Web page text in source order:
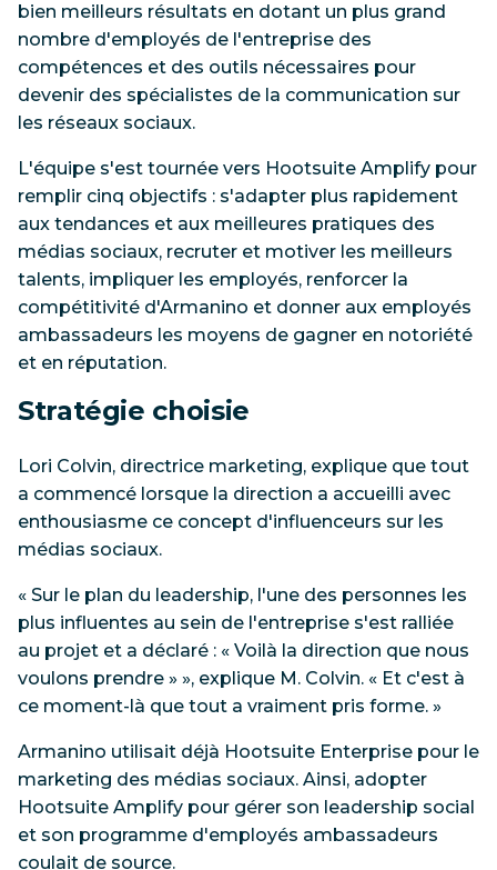
bien meilleurs résultats en dotant un plus grand
nombre d'employés de l'entreprise des
compétences et des outils nécessaires pour
devenir des spécialistes de la communication sur
les réseaux sociaux.
L'équipe s'est tournée vers Hootsuite Amplify pour
remplir cinq objectifs : s'adapter plus rapidement
aux tendances et aux meilleures pratiques des
médias sociaux, recruter et motiver les meilleurs
talents, impliquer les employés, renforcer la
compétitivité d'Armanino et donner aux employés
ambassadeurs les moyens de gagner en notoriété
et en réputation.
Stratégie choisie
Lori Colvin, directrice marketing, explique que tout
a commencé lorsque la direction a accueilli avec
enthousiasme ce concept d'influenceurs sur les
médias sociaux.
« Sur le plan du leadership, l'une des personnes les
plus influentes au sein de l'entreprise s'est ralliée
au projet et a déclaré : « Voilà la direction que nous
voulons prendre » », explique M. Colvin. « Et c'est à
ce moment-là que tout a vraiment pris forme. »
Armanino utilisait déjà Hootsuite Enterprise pour le
marketing des médias sociaux. Ainsi, adopter
Hootsuite Amplify pour gérer son leadership social
et son programme d'employés ambassadeurs
coulait de source.